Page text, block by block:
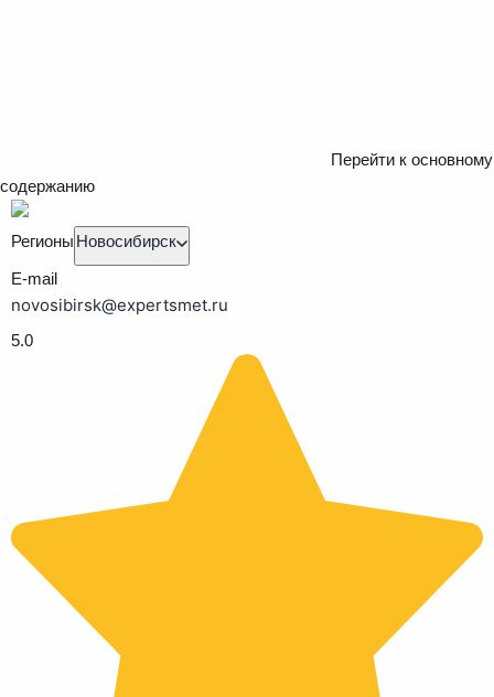
Перейти к основному
содержанию
Регионы Новосибирск
E-mail
novosibirsk@expertsmet.ru
5.0